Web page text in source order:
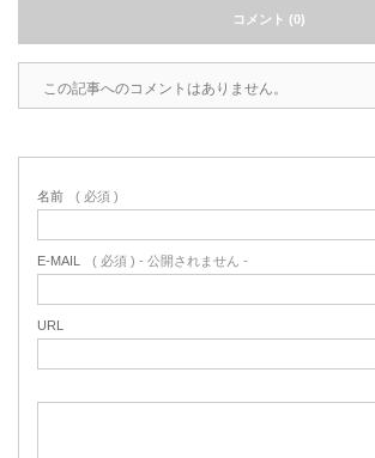
コメント (0)
この記事へのコメントはありません。
名前 ( 必須 )
E-MAIL ( 必須 ) - 公開されません -
URL